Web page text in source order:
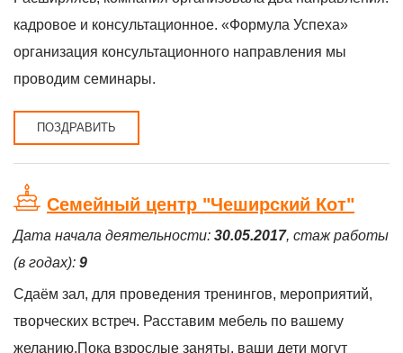
кадровое и консультационное. «Формула Успеха»
организация консультационного направления мы
проводим семинары.
ПОЗДРАВИТЬ
Семейный центр "Чеширский Кот"
Дата начала деятельности: 30.05.2017, стаж работы
(в годах): 9
Сдаём зал, для проведения тренингов, мероприятий,
творческих встреч. Расставим мебель по вашему
желанию.Пока взрослые заняты, ваши дети могут